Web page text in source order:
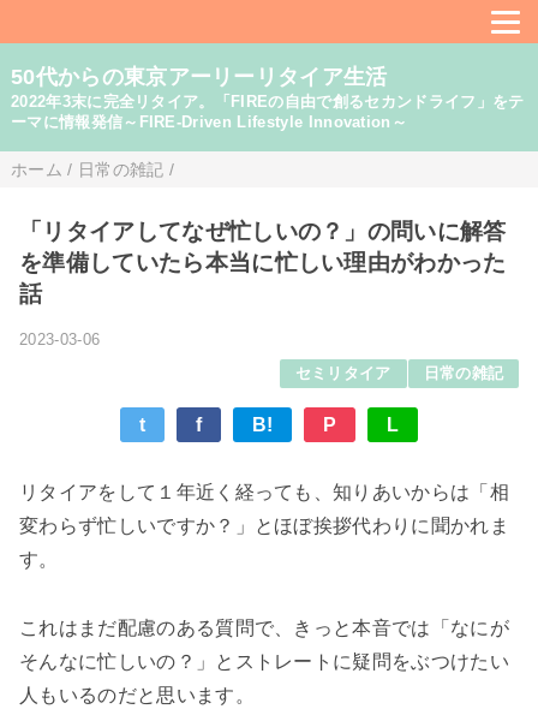
50代からの東京アーリーリタイア生活
2022年3末に完全リタイア。「FIREの自由で創るセカンドライフ」をテ
ーマに情報発信～FIRE-Driven Lifestyle Innovation～
ホーム / 日常の雑記 /
「リタイアしてなぜ忙しいの？」の問いに解答
を準備していたら本当に忙しい理由がわかった
話
2023-03-06
セミリタイア
日常の雑記
t f B! P L
リタイアをして１年近く経っても、知りあいからは「相
変わらず忙しいですか？」とほぼ挨拶代わりに聞かれま
す。
これはまだ配慮のある質問で、きっと本音では「なにが
そんなに忙しいの？」とストレートに疑問をぶつけたい
人もいるのだと思います。